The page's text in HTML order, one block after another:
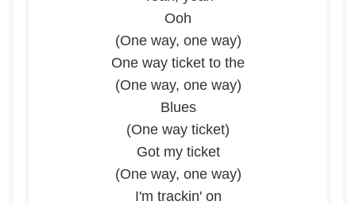
Ooh
(One way, one way)
One way ticket to the
(One way, one way)
Blues
(One way ticket)
Got my ticket
(One way, one way)
I'm trackin' on